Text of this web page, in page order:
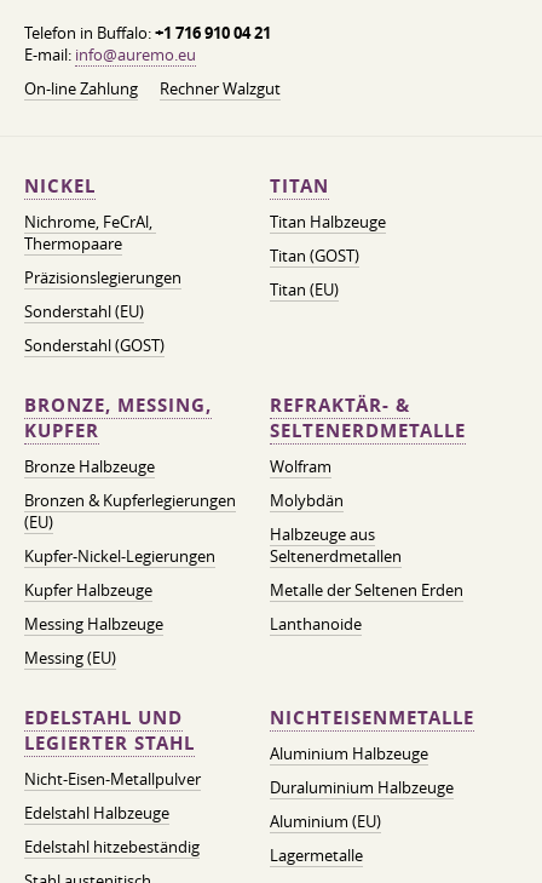
Telefon in Buffalo:+1 716 910 04 21
E-mail: info@auremo.eu
On-line Zahlung
Rechner Walzgut
NICKEL
Nichrome, FeСrAl, ​​
Thermopaare
Präzisionslegierungen
Sonderstahl (EU)
Sonderstahl (GOST)
TITAN
Titan Halbzeuge
Titan (GOST)
Titan (EU)
BRONZE, MESSING,
KUPFER
Bronze Halbzeuge
Bronzen & Kupferlegierungen
(EU)
Kupfer-Nickel-Legierungen
Kupfer Halbzeuge
Messing Halbzeuge
Messing (EU)
REFRAKTÄR- &
SELTENERDMETALLE
Wolfram
Molybdän
Halbzeuge aus
Seltenerdmetallen
Metalle der Seltenen Erden
Lanthanoide
EDELSTAHL UND
LEGIERTER STAHL
Nicht-Eisen-Metallpulver
Edelstahl Halbzeuge
Edelstahl hitzebeständig
NICHTEISENMETALLE
Aluminium Halbzeuge
Duraluminium Halbzeuge
Aluminium (EU)
Lagermetalle